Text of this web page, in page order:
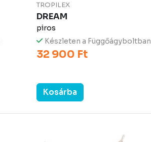
TROPILEX
DREAM
piros
Készleten a Függőágyboltban
32 900 Ft
Kosárba